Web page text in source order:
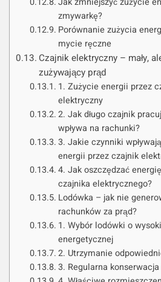
zmywarkę?
Porównanie zużycia
mycie ręczne
Czajnik elektryczny – mały,
zużywający prąd
1. Zużycie energii przez
elektryczny
2. Jak długo czajnik
wpływa na rachunki?
3. Jakie czynniki
energii przez czajnik
4. Jak oszczędzać
czajnika elektrycznego?
Lodówka – jak nie
rachunków za prąd?
1. Wybór lodówki o
energetycznej
2. Utrzymanie
3. Regularna